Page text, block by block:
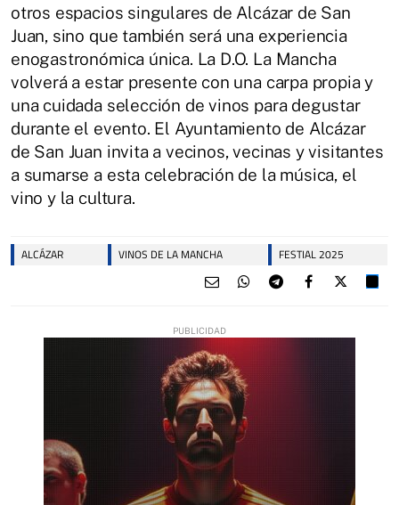
otros espacios singulares de Alcázar de San
Juan, sino que también será una experiencia
enogastronómica única. La D.O. La Mancha
volverá a estar presente con una carpa propia y
una cuidada selección de vinos para degustar
durante el evento. El Ayuntamiento de Alcázar
de San Juan invita a vecinos, vecinas y visitantes
a sumarse a esta celebración de la música, el
vino y la cultura.
ALCÁZAR VINOS DE LA MANCHA FESTIAL 2025